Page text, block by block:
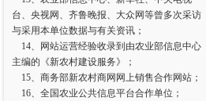
台、央视网、齐鲁晚报、大众网等曾多次采访
与采用本单位数据与有关资讯；
14、网站运营经验收录到由农业部信息中心
主编的《新农村建设服务》；
15、商务部新农村商网网上销售合作网站；
16、全国农业公共信息平台合作单位；